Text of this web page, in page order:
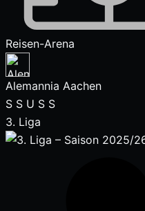
Reisen-Arena
Alemannia Aachen
S S U S S
3. Liga